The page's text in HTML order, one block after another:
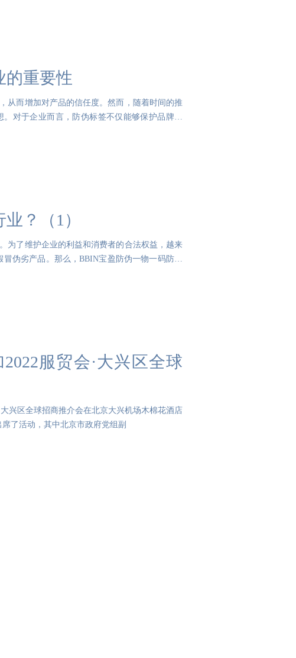
的重要性
从而增加对产品的信任度。然而，随着时间的推
对于企业而言，防伪标签不仅能够保护品牌形
？（1）
为了维护企业的利益和消费者的合法权益，越来
伪劣产品。那么，BBIN宝盈防伪一物一码防伪
服贸会·大兴区全球
兴区全球招商推介会在北京大兴机场木棉花酒店
了活动，其中北京市政府党组副